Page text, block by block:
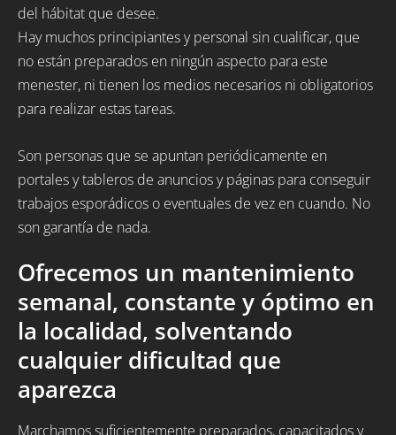
del hábitat que desee.
Hay muchos principiantes y personal sin cualificar, que
no están preparados en ningún aspecto para este
menester, ni tienen los medios necesarios ni obligatorios
para realizar estas tareas.
Son personas que se apuntan periódicamente en
portales y tableros de anuncios y páginas para conseguir
trabajos esporádicos o eventuales de vez en cuando. No
son garantía de nada.
Ofrecemos un mantenimiento
semanal, constante y óptimo en
la localidad, solventando
cualquier dificultad que
aparezca
Marchamos suficientemente preparados, capacitados y